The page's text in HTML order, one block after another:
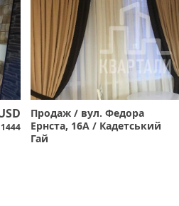
1444
Продаж / вул. Федора
Ернста, 16А / Кадетський
Гай